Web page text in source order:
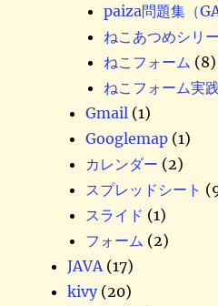
paiza問題集（
ねこあつめシリ
ねこフォーム (8)
ねこフォーム実
Gmail (1)
Googlemap (1)
カレンダー (2)
スプレッドシート
スライド (1)
フォーム (2)
JAVA (17)
kivy(20)